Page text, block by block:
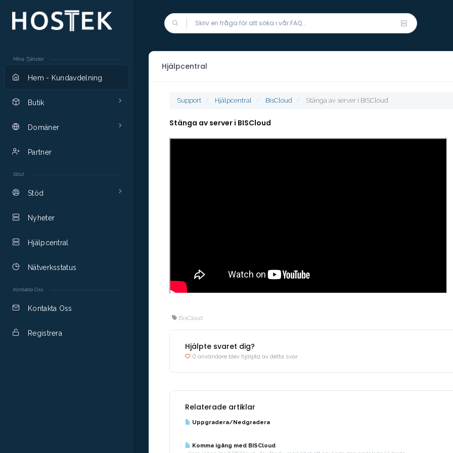
Mina Tjänster
Hem - Kundavdelning
Butik
Domäner
Partner
Stöd
Stöd
Nyheter
Hjälpcentral
Nätverksstatus
Kontakta Oss
Kontakta Oss
Registrera
Hjälpcentral
Support Hjälpcentral BisCloud Stänga av server i BISCloud
Stänga av server i BISCloud
BisCloud
Hjälpte svaret dig?
0 användare blev hjälpta av detta svar
Relaterade artiklar
Uppgradera/Nedgradera
Komma igång med BISCloud